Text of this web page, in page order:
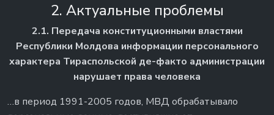
2. Актуальные проблемы
2.1. Передача конституционными властями
Республики Молдова информации персонального
характера Тираспольской де-факто администрации
нарушает права человека
…в период 1991-2005 годов, МВД обрабатывало